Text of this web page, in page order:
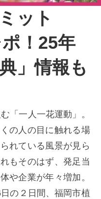
ット
！25年
」情報も
「一人一花運動」。
の人の目に触れる場
れている風景が見ら
もそのはず、発足当
や企業が年々増加。
の２日間、福岡市植